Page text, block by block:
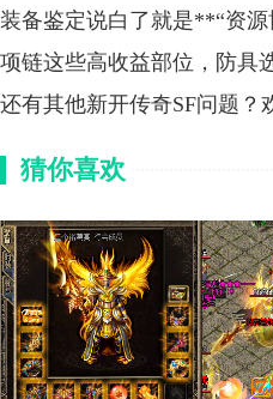
装备鉴定说白了就是**“资
项链这些高收益部位，防具
还有其他新开传奇SF问题？
猜你喜欢